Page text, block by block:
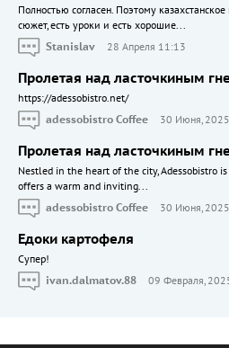
Полностью согласен. Поэтому
сюжет, есть уроки и есть хорошие...
Stanislav
28 Апреля 11:13
Пролетая над ласточкиным
https://adessobistro.net/
adessobistro Coffee
30 Июня, 2025
Пролетая над ласточкиным
Nestled in the heart of the city, Adessobistro
offers a warm and inviting...
adessobistro Coffee
30 Июня, 2025
Едоки картофеля
Cупер!
ivan.dalmatov.88
09 Февраля,